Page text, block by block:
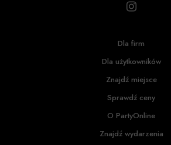
Dla firm
Dla użytkowników
Znajdź miejsce
Sprawdź ceny
O PartyOnline
Znajdź wydarzenia